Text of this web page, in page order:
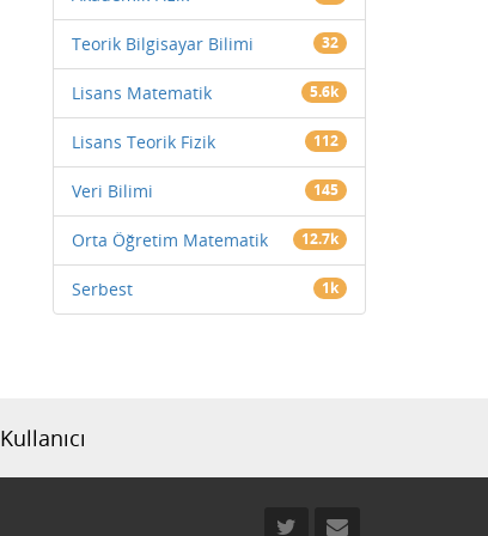
Teorik Bilgisayar Bilimi 32
Lisans Matematik 5.6k
Lisans Teorik Fizik 112
Veri Bilimi 145
Orta Öğretim Matematik 12.7k
Serbest 1k
Kullanıcı